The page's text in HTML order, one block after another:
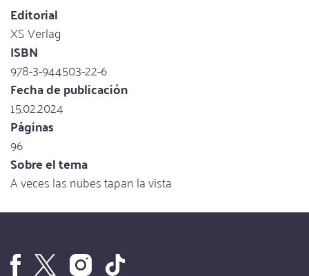
Editorial
XS Verlag
ISBN
978-3-944503-22-6
Fecha de publicación
15.02.2024
Páginas
96
Sobre el tema
A veces las nubes tapan la vista